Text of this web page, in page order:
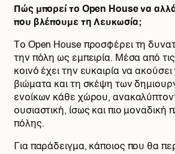
Πώς μπορεί το Open House να
που βλέπουμε τη Λευκωσία;
Το Open House προσφέρει τη
την πόλη ως εμπειρία. Μέσα από
κοινό έχει την ευκαιρία να ακούσει
βιώματα και τη σκέψη των
ενοίκων κάθε χώρου,
ουσιαστική, ίσως και πιο μοναδική
πόλης.
Για παράδειγμα, κάποιος που θα